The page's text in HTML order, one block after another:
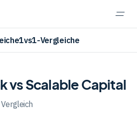
1vs1-Vergleiche
vs Scalable Capital